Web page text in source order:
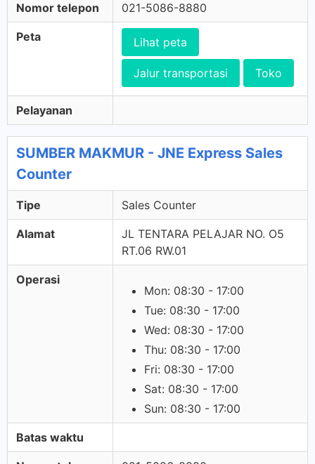
Nomor telepon 021-5086-8880
Peta Lihat peta
Jalur transportasi Toko
Pelayanan
SUMBER MAKMUR - JNE Express Sales
Counter
Tipe Sales Counter
Alamat
JL TENTARA PELAJAR NO. O5
RT.06 RW.01
Operasi
Mon: 08:30 - 17:00
Tue: 08:30 - 17:00
Wed: 08:30 - 17:00
Thu: 08:30 - 17:00
Fri: 08:30 - 17:00
Sat: 08:30 - 17:00
Sun: 08:30 - 17:00
Batas waktu